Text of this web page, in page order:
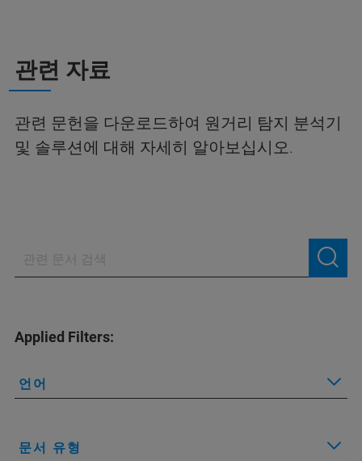
관련 자료
관련 문헌을 다운로드하여 원거리 탐지 분석기
및 솔루션에 대해 자세히 알아보십시오.
Applied Filters:
언어
문서 유형